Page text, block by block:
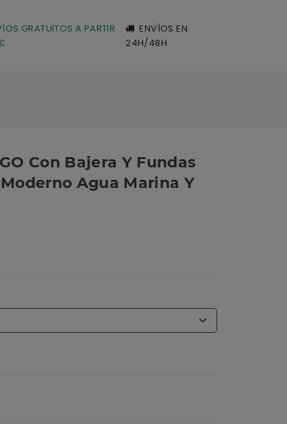
GRATUITOS A PARTIR
ENVÍOS EN
24H/48H
Con Bajera Y Fundas
Agua Marina Y